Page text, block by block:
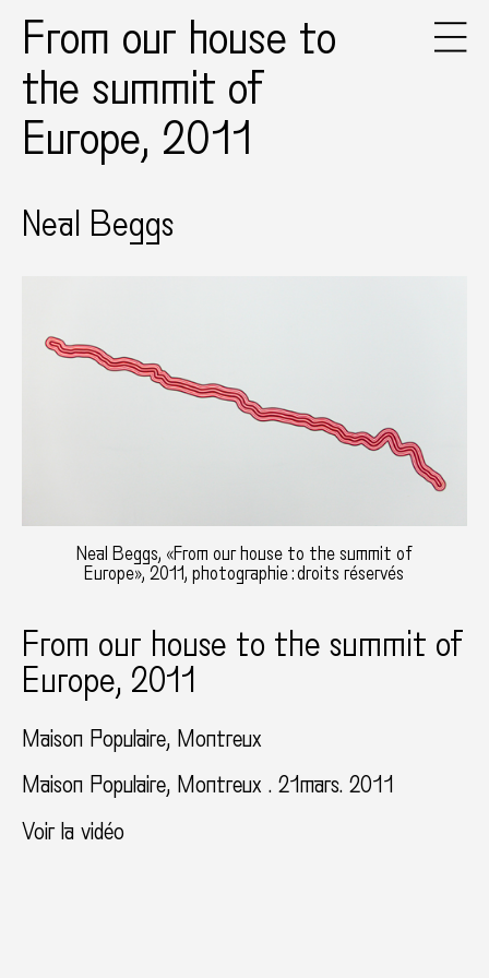
From our house to
the summit of
Europe, 2011
Neal Beggs
Neal Beggs, «From our house to the summit of
Europe», 2011, photographie : droits réservés
From our house to the summit of
Europe, 2011
Maison Populaire Montreux
Maison Populaire, Montreux . 21mars. 2011
Voir la vidéo